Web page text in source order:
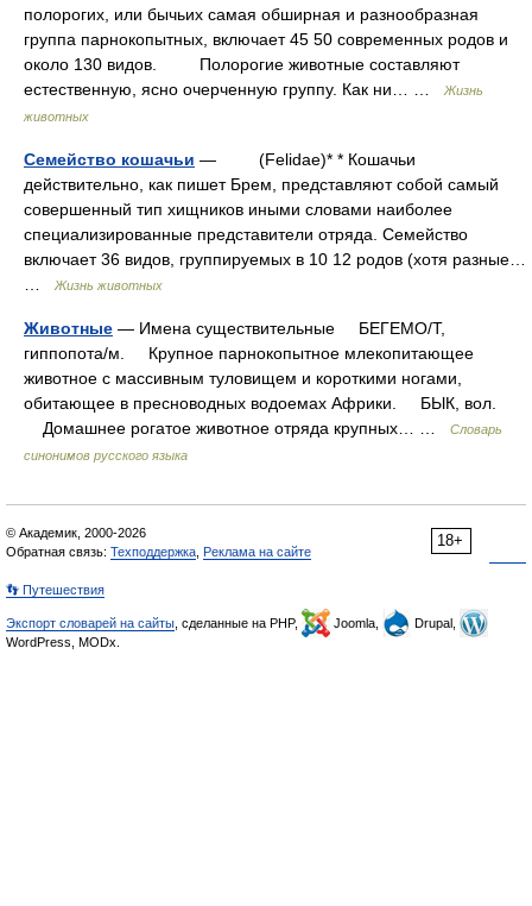
полорогих, или бычьих самая обширная и разнообразная
группа парнокопытных, включает 45 50 современных родов и
около 130 видов. Полорогие животные составляют
естественную, ясно очерченную группу. Как ни… …
Жизнь
животных
Семейство кошачьи — (Felidae)* * Кошачьи
действительно, как пишет Брем, представляют собой самый
совершенный тип хищников иными словами наиболее
специализированные представители отряда. Семейство
включает 36 видов, группируемых в 10 12 родов (хотя разные…
Жизнь животных
Животные — Имена существительные БЕГЕМО/Т,
гиппопота/м. Крупное парнокопытное млекопитающее
животное с массивным туловищем и короткими ногами,
обитающее в пресноводных водоемах Африки. БЫК, вол.
Домашнее рогатое животное отряда крупных… …
Словарь
синонимов русского языка
18+
© Академик, 2000-2026
Обратная связь: Техподдержка Реклама на сайте
👣 Путешествия
Экспорт словарей на сайты , сделанные на PHP, Joomla,
Drupal,
WordPress, MODx.